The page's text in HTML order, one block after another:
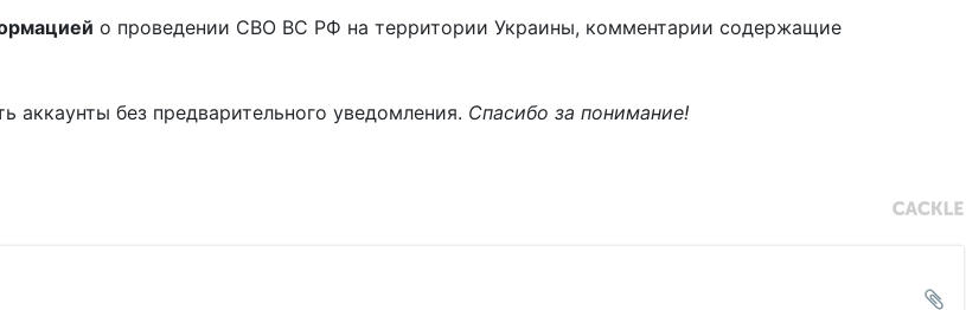
о проведении СВО ВС РФ на территории Украины, комментарии содержащие
без предварительного уведомления. Спасибо за понимание!